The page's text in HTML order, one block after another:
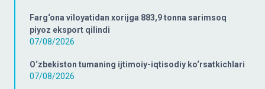
Farg‘ona viloyatidan xorijga 883,9 tonna sarimsoq
piyoz eksport qilindi
07/08/2026
O‘zbekiston tumaning ijtimoiy-iqtisodiy ko‘rsatkichlari
07/08/2026